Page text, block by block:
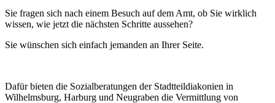
Sie fragen sich nach einem Besuch auf dem Amt, ob Sie wirklich
wissen, wie jetzt die nächsten Schritte aussehen?
Sie wünschen sich einfach jemanden an Ihrer Seite.
Dafür bieten die Sozialberatungen der Stadtteildiakonien in
Wilhelmsburg, Harburg und Neugraben die Vermittlung von